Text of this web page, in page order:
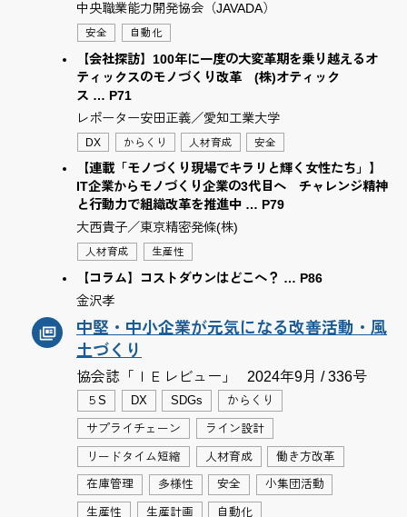
中央職業能力開発協会（JAVADA）
安全 自動化
【会社探訪】100年に一度の大変革期を乗り越えるオ
ティックスのモノづくり改革 (株)オティック
ス … P71
レポーター安田正義／愛知工業大学
DX からくり 人材育成 安全
【連載「モノづくり現場でキラリと輝く女性たち」】
IT企業からモノづくり企業の3代目へ チャレンジ精神
と行動力で組織改革を推進中 … P79
大西貴子／東京精密発條(株)
人材育成 生産性
【コラム】コストダウンはどこへ？ … P86
金沢孝
中堅・中小企業が元気になる改善活動・風
土づくり
協会誌「ＩＥレビュー」 2024年9月 / 336号
５S DX SDGs からくり
サプライチェーン ライン設計
リードタイム短縮 人材育成 働き方改革
在庫管理 多様性 安全 小集団活動
生産性 生産計画 自動化